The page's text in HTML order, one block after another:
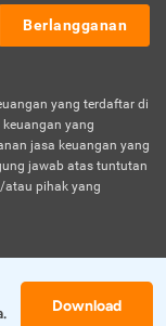
Berlangganan
yang terdaftar di
yang
jasa keuangan yang
jawab atas tuntutan
atau pihak yang
Download